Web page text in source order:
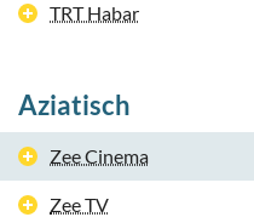
TRT Habar
Aziatisch
Zee Cinema
Zee TV